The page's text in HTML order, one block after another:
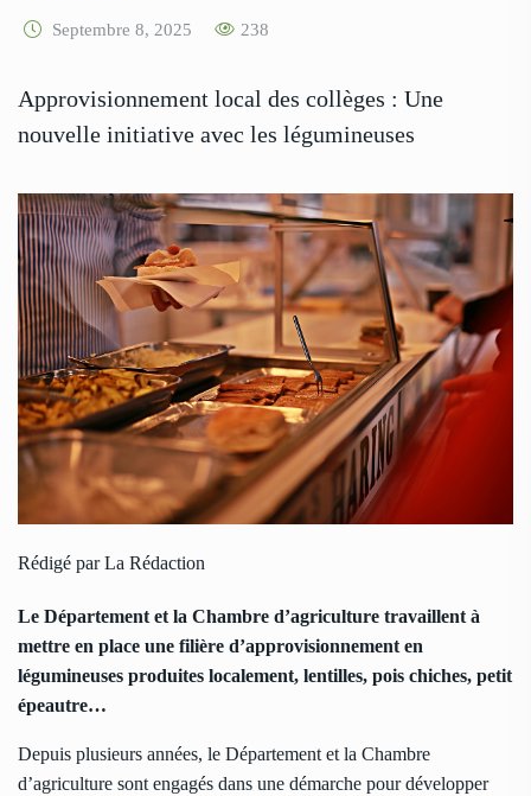
Septembre 8, 2025 238
Approvisionnement local des collèges : Une
nouvelle initiative avec les légumineuses
Rédigé par La Rédaction
Le Département et la Chambre d’agriculture travaillent à
mettre en place une filière d’approvisionnement en
légumineuses produites localement, lentilles, pois chiches, petit
épeautre…
Depuis plusieurs années, le Département et la Chambre
d’agriculture sont engagés dans une démarche pour développer